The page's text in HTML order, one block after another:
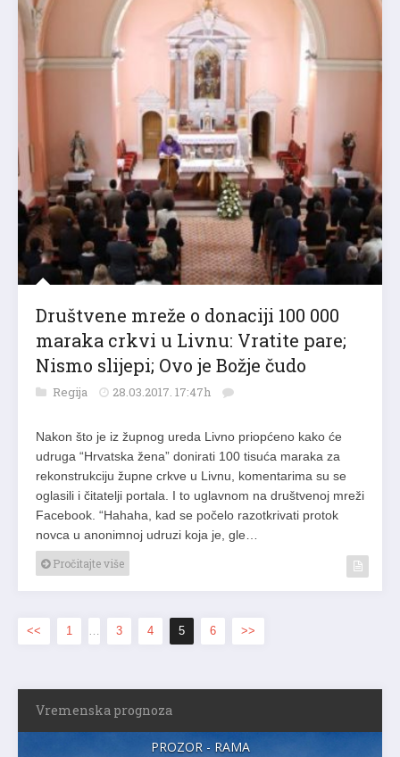
Društvene mreže o donaciji 100 000
maraka crkvi u Livnu: Vratite pare;
Nismo slijepi; Ovo je Božje čudo
Regija 28.03.2017. 17:47h
Nakon što je iz župnog ureda Livno priopćeno kako će
udruga “Hrvatska žena” donirati 100 tisuća maraka za
rekonstrukciju župne crkve u Livnu, komentarima su se
oglasili i čitatelji portala. I to uglavnom na društvenoj mreži
Facebook. “Hahaha, kad se počelo razotkrivati protok
novca u anonimnoj udruzi koja je, gle…
Pročitajte više
<< 1 … 3 4 5 6 >>
Vremenska prognoza
PROZOR - RAMA